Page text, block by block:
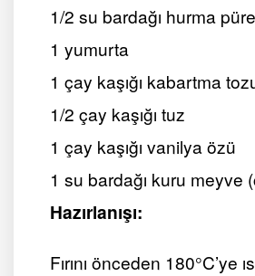
1/2 su bardağı hurma
1 yumurta
1 çay kaşığı kabartma
1/2 çay kaşığı tuz
1 çay kaşığı vanilya özü
1 su bardağı kuru meyve
Hazırlanışı:
Fırını önceden 180°C’ye